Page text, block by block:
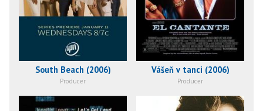
South Beach (2006)
Producer
Vášeň v tanci (2006)
Producer